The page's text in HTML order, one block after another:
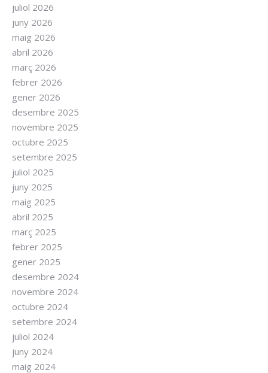
juliol 2026
juny 2026
maig 2026
abril 2026
març 2026
febrer 2026
gener 2026
desembre 2025
novembre 2025
octubre 2025
setembre 2025
juliol 2025
juny 2025
maig 2025
abril 2025
març 2025
febrer 2025
gener 2025
desembre 2024
novembre 2024
octubre 2024
setembre 2024
juliol 2024
juny 2024
maig 2024